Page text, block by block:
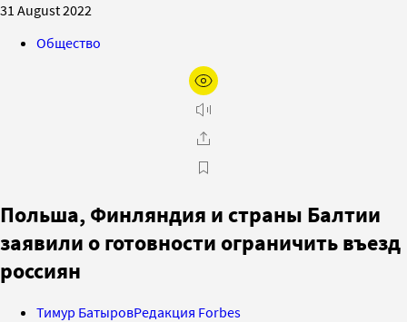
31 August 2022
Общество
Польша, Финляндия и страны Балтии
заявили о готовности ограничить въезд
россиян
Тимур БатыровРедакция Forbes